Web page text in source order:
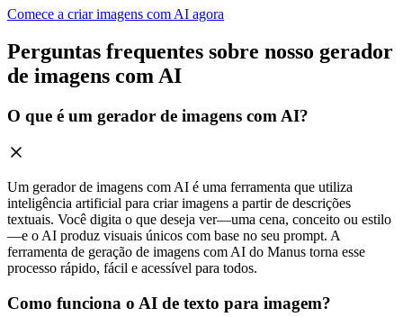
Comece a criar imagens com AI agora
Perguntas frequentes sobre nosso gerador
de imagens com AI
O que é um gerador de imagens com AI?
Um gerador de imagens com AI é uma ferramenta que utiliza
inteligência artificial para criar imagens a partir de descrições
textuais. Você digita o que deseja ver—uma cena, conceito ou estilo
—e o AI produz visuais únicos com base no seu prompt. A
ferramenta de geração de imagens com AI do Manus torna esse
processo rápido, fácil e acessível para todos.
Como funciona o AI de texto para imagem?